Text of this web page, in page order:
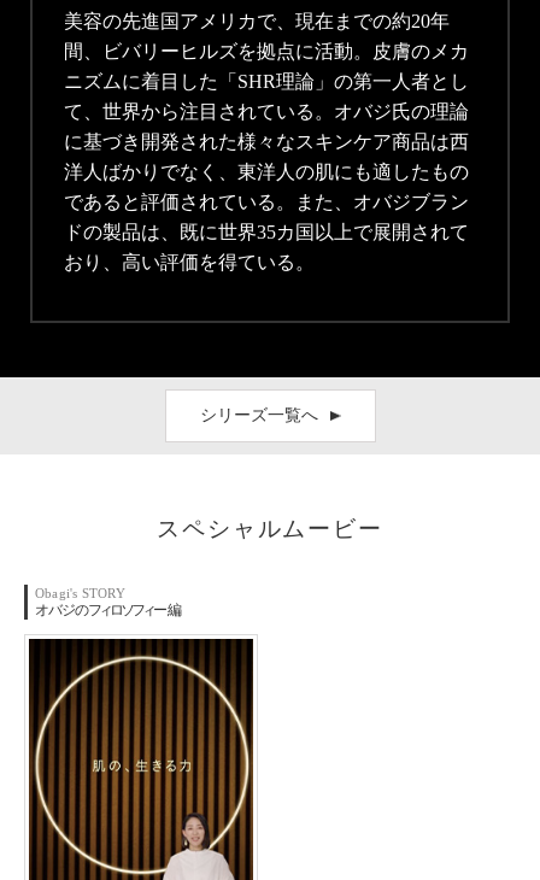
美容の先進国アメリカで、現在までの約20年
間、ビバリーヒルズを拠点に活動。皮膚のメカ
ニズムに着目した「SHR理論」の第一人者とし
て、世界から注目されている。オバジ氏の理論
に基づき開発された様々なスキンケア商品は西
洋人ばかりでなく、東洋人の肌にも適したもの
であると評価されている。また、オバジブラン
ドの製品は、既に世界35カ国以上で展開されて
おり、高い評価を得ている。
シリーズ一覧へ
スペシャルムービー
Obagi's STORY
オバジのフィロソフィー編